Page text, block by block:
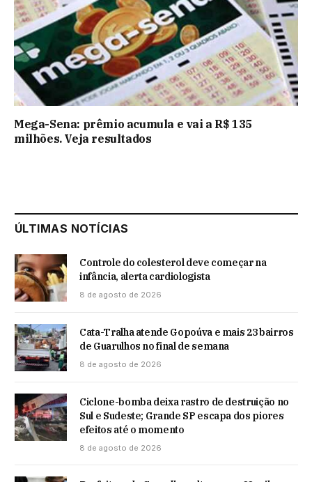
Mega-Sena: prêmio acumula e vai a R$ 135
milhões. Veja resultados
ÚLTIMAS NOTÍCIAS
Controle do colesterol deve começar na
infância, alerta cardiologista
8 de agosto de 2026
Cata-Tralha atende Gopoúva e mais 23 bairros
de Guarulhos no final de semana
8 de agosto de 2026
Ciclone-bomba deixa rastro de destruição no
Sul e Sudeste; Grande SP escapa dos piores
efeitos até o momento
8 de agosto de 2026